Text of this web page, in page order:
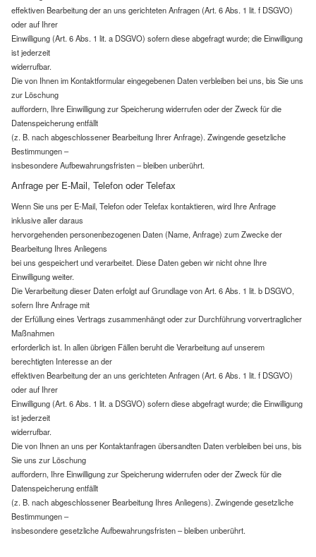
effektiven Bearbeitung der an uns gerichteten Anfragen (Art. 6 Abs. 1 lit. f DSGVO)
oder auf Ihrer
Einwilligung (Art. 6 Abs. 1 lit. a DSGVO) sofern diese abgefragt wurde; die Einwilligung
ist jederzeit
widerrufbar.
Die von Ihnen im Kontaktformular eingegebenen Daten verbleiben bei uns, bis Sie uns
zur Löschung
auffordern, Ihre Einwilligung zur Speicherung widerrufen oder der Zweck für die
Datenspeicherung entfällt
(z. B. nach abgeschlossener Bearbeitung Ihrer Anfrage). Zwingende gesetzliche
Bestimmungen –
insbesondere Aufbewahrungsfristen – bleiben unberührt.
Anfrage per E-Mail, Telefon oder Telefax
Wenn Sie uns per E-Mail, Telefon oder Telefax kontaktieren, wird Ihre Anfrage
inklusive aller daraus
hervorgehenden personenbezogenen Daten (Name, Anfrage) zum Zwecke der
Bearbeitung Ihres Anliegens
bei uns gespeichert und verarbeitet. Diese Daten geben wir nicht ohne Ihre
Einwilligung weiter.
Die Verarbeitung dieser Daten erfolgt auf Grundlage von Art. 6 Abs. 1 lit. b DSGVO,
sofern Ihre Anfrage mit
der Erfüllung eines Vertrags zusammenhängt oder zur Durchführung vorvertraglicher
Maßnahmen
erforderlich ist. In allen übrigen Fällen beruht die Verarbeitung auf unserem
berechtigten Interesse an der
effektiven Bearbeitung der an uns gerichteten Anfragen (Art. 6 Abs. 1 lit. f DSGVO)
oder auf Ihrer
Einwilligung (Art. 6 Abs. 1 lit. a DSGVO) sofern diese abgefragt wurde; die Einwilligung
ist jederzeit
widerrufbar.
Die von Ihnen an uns per Kontaktanfragen übersandten Daten verbleiben bei uns, bis
Sie uns zur Löschung
auffordern, Ihre Einwilligung zur Speicherung widerrufen oder der Zweck für die
Datenspeicherung entfällt
(z. B. nach abgeschlossener Bearbeitung Ihres Anliegens). Zwingende gesetzliche
Bestimmungen –
insbesondere gesetzliche Aufbewahrungsfristen – bleiben unberührt.